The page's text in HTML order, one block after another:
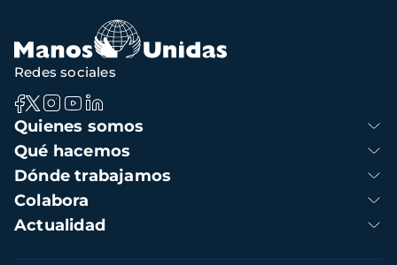
Navegación
principal
Quienes somos
Qué hacemos
Dónde trabajamos
Colabora
Actualidad
Redes sociales